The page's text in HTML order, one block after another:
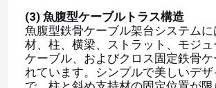
(3) 魚腹型ケーブルトラス構造
魚腹型鉄骨ケーブル架台システム
材、柱、横梁、ストラット、モジ
ケーブル、およびクロス固定鉄骨ケ
れています。シンプルで美しいデ